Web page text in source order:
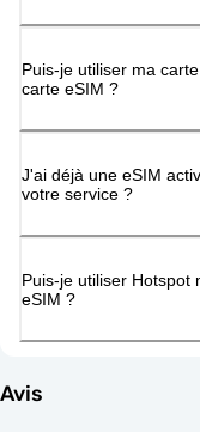
Puis-je utiliser ma
carte eSIM ?
J'ai déjà une eSIM
votre service ?
Puis-je utiliser Hotspot
eSIM ?
Avis